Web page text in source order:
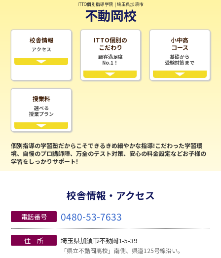
ITTO個別指導学院 | 埼玉県加須市
不動岡校
校舎情報
アクセス
ITTO個別の
こだわり
顧客満足度
No.1！
小中高
コース
基礎から
受験対策まで
授業料
選べる
授業プラン
個別指導の学習塾だからこそできるきめ細やかな指導!こだわった学習環
境、自慢のプロ講師陣、万全のテスト対策、安心の料金設定などお子様の
学習をしっかりサポート!
校舎情報・アクセス
電話番号 0480-53-7633
住 所 埼玉県加須市不動岡1-5-39
「県立不動岡高校」南側、県道125号線沿い。